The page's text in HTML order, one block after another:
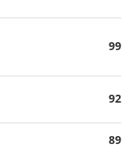
99
92
89